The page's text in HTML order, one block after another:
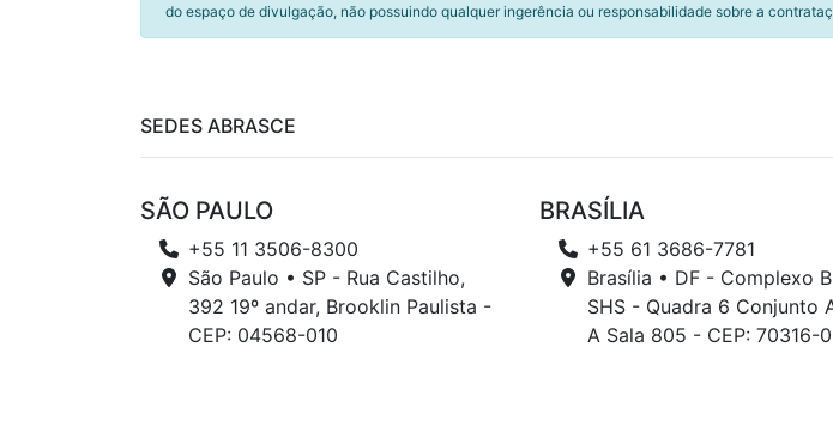
do espaço de divulgação, não possuindo qualquer ingerência ou responsabilidade sobre a
SEDES ABRASCE
SÃO PAULO
+55 11 3506-8300
São Paulo • SP - Rua Castilho,
392 19º andar, Brooklin Paulista -
CEP: 04568-010
BRASÍLIA
+55 61 3686-7781
Brasília • DF - Complexo
SHS - Quadra 6 Conjunto
A Sala 805 - CEP: 70316-